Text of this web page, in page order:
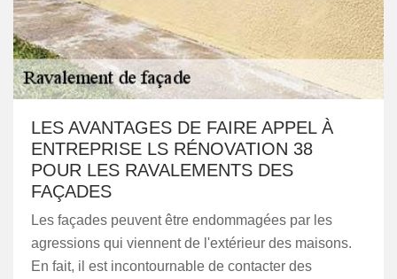
LES AVANTAGES DE FAIRE APPEL À
ENTREPRISE LS RÉNOVATION 38
POUR LES RAVALEMENTS DES
FAÇADES
Les façades peuvent être endommagées par les
agressions qui viennent de l'extérieur des maisons.
En fait, il est incontournable de contacter des